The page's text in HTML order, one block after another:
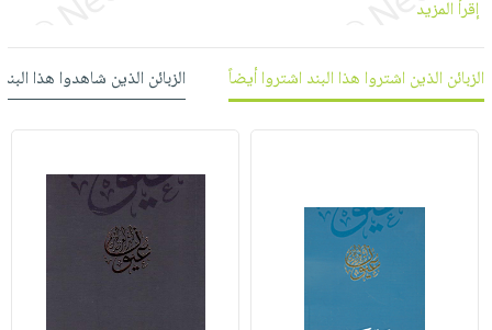
والتغذية
والتخزين
أدوات
المطبخ
للمدارس
اكسسوارات
كتب
اكسسوارات
منزلية
ملابس
مطرزات
مختارة
كل
الاشتراكات
صندوق
بحث
متقدم
إقرأ المزيد
الزبائن الذين اشتروا هذا البند اشتروا أيضاً الزبائن الذين شاهدوا هذا